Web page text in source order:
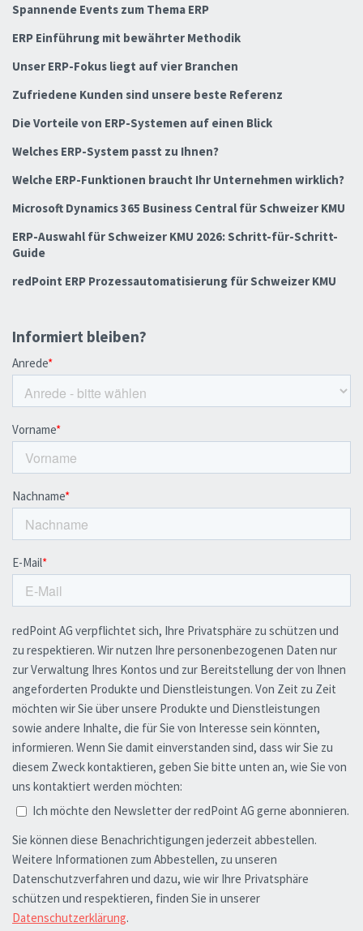
Spannende Events zum Thema ERP
ERP Einführung mit bewährter Methodik
Unser ERP-Fokus liegt auf vier Branchen
Zufriedene Kunden sind unsere beste Referenz
Die Vorteile von ERP-Systemen auf einen Blick
Welches ERP-System passt zu Ihnen?
Welche ERP-Funktionen braucht Ihr Unternehmen wirklich?
Microsoft Dynamics 365 Business Central für Schweizer KMU
ERP-Auswahl für Schweizer KMU 2026: Schritt-für-Schritt-
Guide
redPoint ERP Prozessautomatisierung für Schweizer KMU
Informiert bleiben?